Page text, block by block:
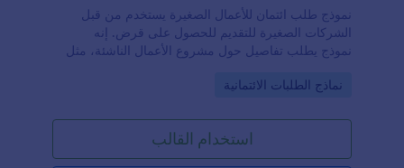
نموذج طلب ائتمان للأعمال الصغيرة يستخدم من قبل
الشركات الصغيرة للتقديم للحصول على قرض. إنه
نموذج يطلب تفاصيل حول مشروع الأعمال الناشئة، مثل
نموذجنا لطلب الائتمان للأعمال الصغيرة لتقديم طلب
مع خطة عملك، وجمع الردود أونلاين دون الحاجة إلى
الطباعة أو الفاكس. يمكنك حتى تصدير الردود إلى ملف
PDF وتخزينها في حساباتك الأخرى، مثل Dropbox. ومع
Go to Category:
نماذج الطلبات الائتمانية
استخدام القالب